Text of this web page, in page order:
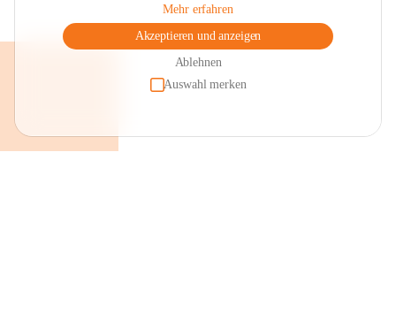
Mehr erfahren
Akzeptieren und anzeigen
Ablehnen
Auswahl merken